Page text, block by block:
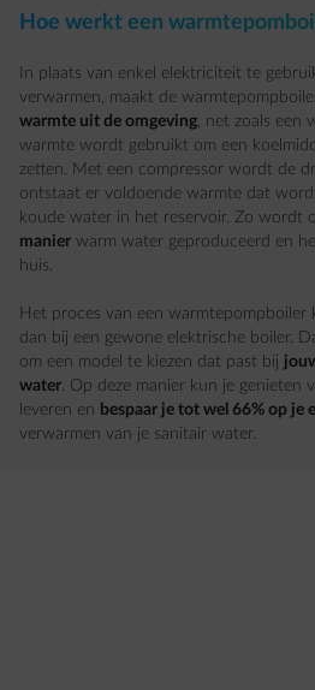
Hoe werkt een
In plaats van enkel elektriciteit te
verwarmen, maakt de
warmte uit de omgeving, net zoals een
warmte wordt gebruikt om een
zetten. Met een compressor wordt de
ontstaat er voldoende warmte dat
koude water in het reservoir. Zo wordt
manier warm water geproduceerd en
huis.
Het proces van een warmtepompboiler
dan bij een gewone elektrische boiler.
om een model te kiezen dat past bij
water. Op deze manier kun je genieten
leveren en bespaar je tot wel 66% op je
verwarmen van je sanitair water.